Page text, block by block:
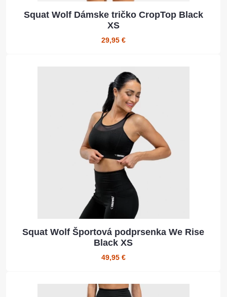
Squat Wolf Dámske tričko CropTop Black
XS
29,95 €
Squat Wolf Športová podprsenka We Rise
Black XS
49,95 €